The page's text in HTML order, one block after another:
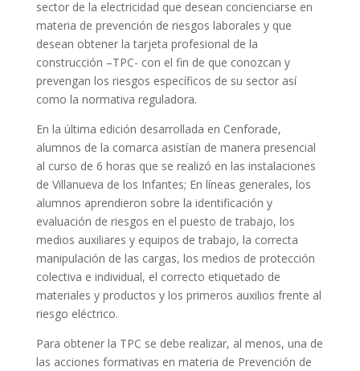
sector de la electricidad que desean concienciarse en
materia de prevención de riesgos laborales y que
desean obtener la tarjeta profesional de la
construcción –TPC- con el fin de que conozcan y
prevengan los riesgos específicos de su sector así
como la normativa reguladora.
En la última edición desarrollada en Cenforade,
alumnos de la comarca asistían de manera presencial
al curso de 6 horas que se realizó en las instalaciones
de Villanueva de los Infantes; En líneas generales, los
alumnos aprendieron sobre la identificación y
evaluación de riesgos en el puesto de trabajo, los
medios auxiliares y equipos de trabajo, la correcta
manipulación de las cargas, los medios de protección
colectiva e individual, el correcto etiquetado de
materiales y productos y los primeros auxilios frente al
riesgo eléctrico.
Para obtener la TPC se debe realizar, al menos, una de
las acciones formativas en materia de Prevención de